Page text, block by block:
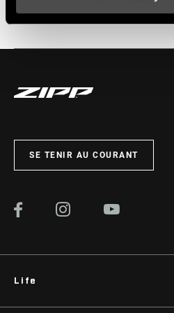
Service
composants sont disponibles sur les
SE TENIR AU COURANT
Life